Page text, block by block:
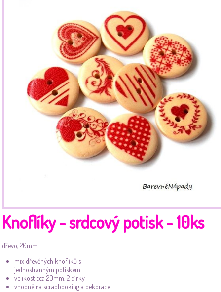
Knoflíky - srdcový potisk - 10ks
dřevo, 20mm
mix dřevěných knoflíků s
jednostranným potiskem
velikost cca 20mm, 2 dírky
vhodné na scrapbooking a dekorace